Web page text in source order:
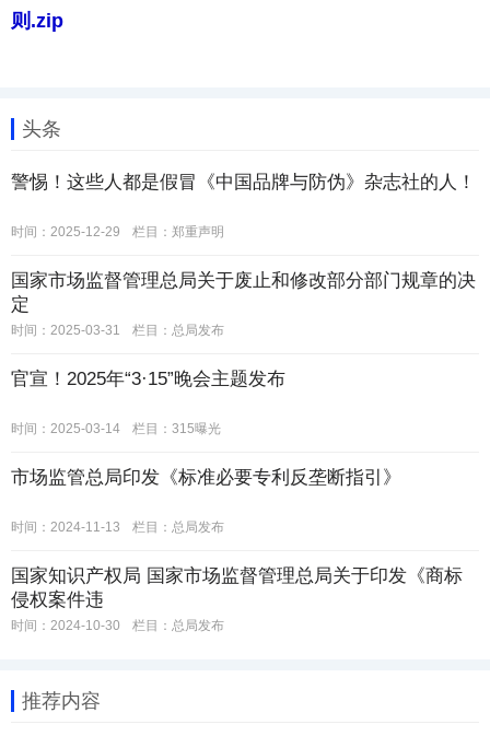
则.zip
头条
警惕！这些人都是假冒《中国品牌与防伪》杂志社的人！
时间：2025-12-29 栏目： 郑重声明
国家市场监督管理总局关于废止和修改部分部门规章的决
定
时间：2025-03-31 栏目： 总局发布
官宣！2025年“3·15”晚会主题发布
时间：2025-03-14 栏目： 315曝光
市场监管总局印发《标准必要专利反垄断指引》
时间：2024-11-13 栏目： 总局发布
国家知识产权局 国家市场监督管理总局关于印发《商标
侵权案件违
时间：2024-10-30 栏目： 总局发布
推荐内容